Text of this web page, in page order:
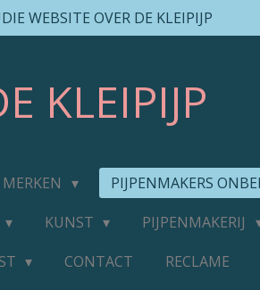
WEBSITE OVER DE KLEIPIJP
KLEIPIJP
MERKEN PIJPENMAKERS
KUNST PIJPENMAKERIJ
CONTACT RECLAME